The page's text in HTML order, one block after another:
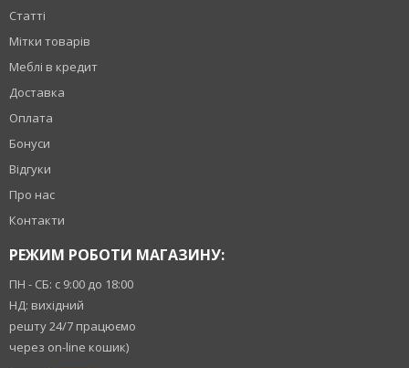
Статті
Мітки товарів
Меблі в кредит
Доставка
Оплата
Бонуси
Відгуки
Про нас
Контакти
РЕЖИМ РОБОТИ МАГАЗИНУ:
ПН - СБ: с 9:00 до 18:00
НД: вихідний
решту 24/7 працюємо
через on-line кошик)